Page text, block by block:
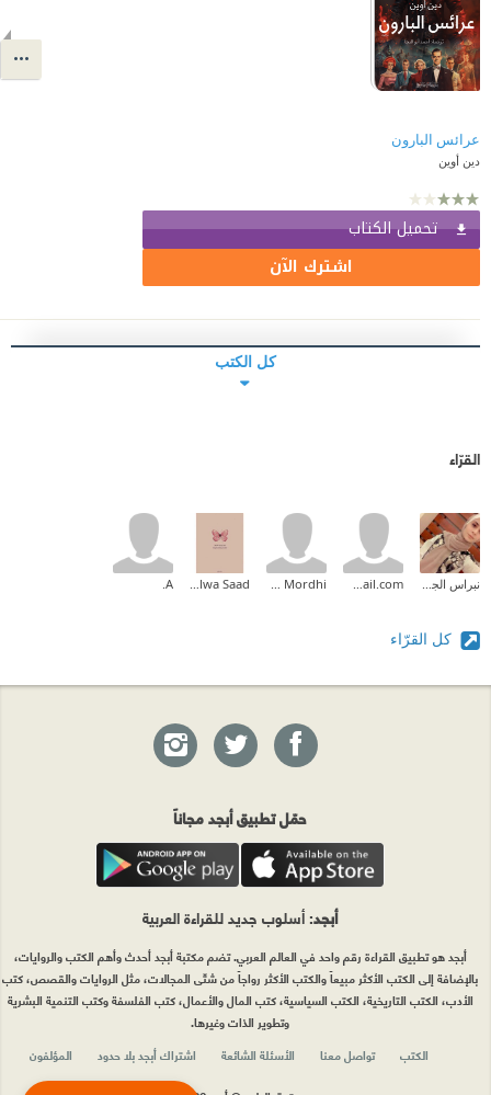
عرائس البارون
دين أوين
تحميل الكتاب
اشترك الآن
كل الكتب
القرّاء
A.
كل القرّاء
حمّل تطبيق أبجد مجاناً
أبجد: أسلوب جديد للقراءة العربية
أبجد هو تطبيق القراءة رقم واحد في العالم العربي. تضم مكتبة أبجد أحدث وأهم الكتب والروايات،
بالإضافة إلى الكتب الأكثر مبيعاً والكتب الأكثر رواجاً من شتّى المجالات، مثل الروايات والقصص، كتب
الأدب، الكتب التاريخية، الكتب السياسية، كتب المال والأعمال، كتب الفلسفة وكتب التنمية البشرية
وتطوير الذات وغيرها.
الكتب
تواصل معنا الأسئلة الشائعة اشتراك أبجد بلا حدود
المؤلفون